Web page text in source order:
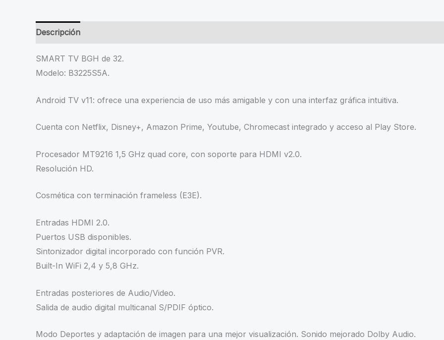
B3222s5a
Descripción
SMART TV BGH de 32.
Modelo: B3225S5A.
Android TV v11: ofrece una experiencia de uso más amigable y con una interfaz gráfica intuitiva.
Cuenta con Netflix, Disney+, Amazon Prime, Youtube, Chromecast integrado y acceso al Play Store.
Procesador MT9216 1,5 GHz quad core, con soporte para HDMI v2.0.
Resolución HD.
Cosmética con terminación frameless (E3E).
Entradas HDMI 2.0.
Puertos USB disponibles.
Sintonizador digital incorporado con función PVR.
Built-In WiFi 2,4 y 5,8 GHz.
Entradas posteriores de Audio/Video.
Salida de audio digital multicanal S/PDIF óptico.
Modo Deportes y adaptación de imagen para una mejor visualización. Sonido mejorado Dolby Audio.